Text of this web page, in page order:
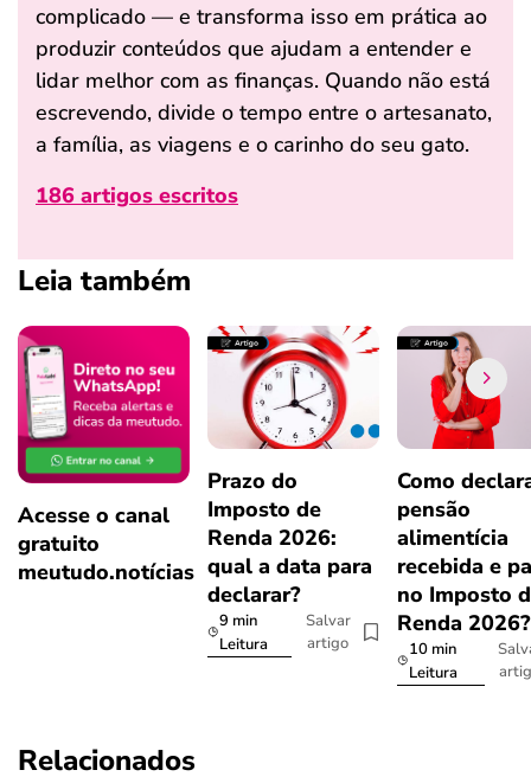
complicado — e transforma isso em prática ao
produzir conteúdos que ajudam a entender e
lidar melhor com as finanças. Quando não está
escrevendo, divide o tempo entre o artesanato,
a família, as viagens e o carinho do seu gato.
186 artigos escritos
Leia também
Acesse o canal
gratuito
meutudo.notícias
Prazo do
Imposto de
Renda 2026:
qual a data para
declarar?
9 min
Leitura
Salvar
artigo
Como
pensão
alimentícia
recebida e
no Imposto
Renda
10 min
Leitura
Relacionados